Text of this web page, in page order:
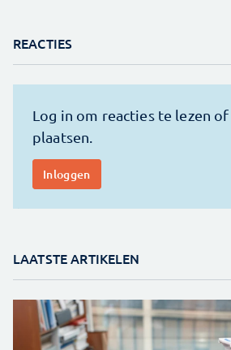
REACTIES
LAATSTE ARTIKELEN